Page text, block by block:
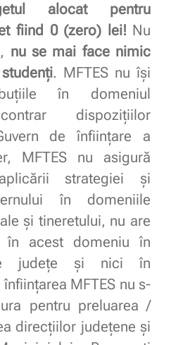
alocat pentru
fiind 0 (zero) lei! Nu
nu se mai face nimic
. MFTES nu își
în domeniul
dispozițiilor
de înființare a
MFTES nu asigură
strategiei și
în domeniile
și tineretului, nu are
în acest domeniu în
județe și nici în
MFTES nu s-
pentru preluarea /
direcțiilor județene și